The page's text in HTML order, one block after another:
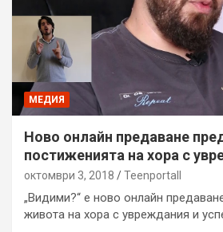
МЕДИЯ
Ново онлайн предаване
постиженията на хора с
октомври 3, 2018 Teenportall
„Видими?“ e ново онлайн
живота на хора с увреждания и